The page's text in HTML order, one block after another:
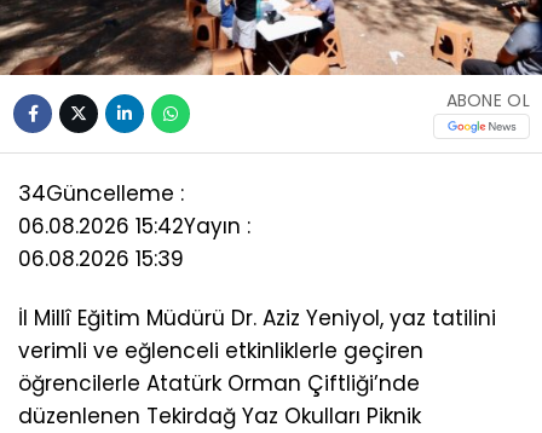
ABONE OL
34Güncelleme :
06.08.2026 15:42Yayın :
06.08.2026 15:39
İl Millî Eğitim Müdürü Dr. Aziz Yeniyol, yaz tatilini
verimli ve eğlenceli etkinliklerle geçiren
öğrencilerle Atatürk Orman Çiftliği’nde
düzenlenen Tekirdağ Yaz Okulları Piknik